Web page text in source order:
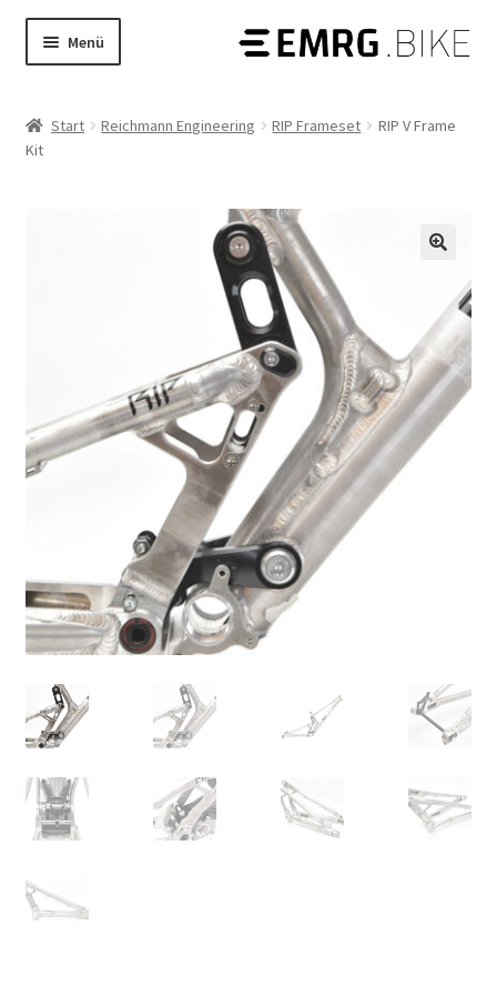
Zur
Zum
Menü
öffnen
Shop
Untermenü
Start Reichmann Engineering RIP Frameset
RIP V Frame
Kit